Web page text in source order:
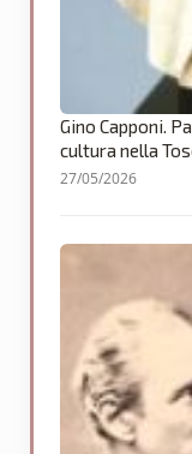
Gino Capponi.
cultura nella
27/05/2026